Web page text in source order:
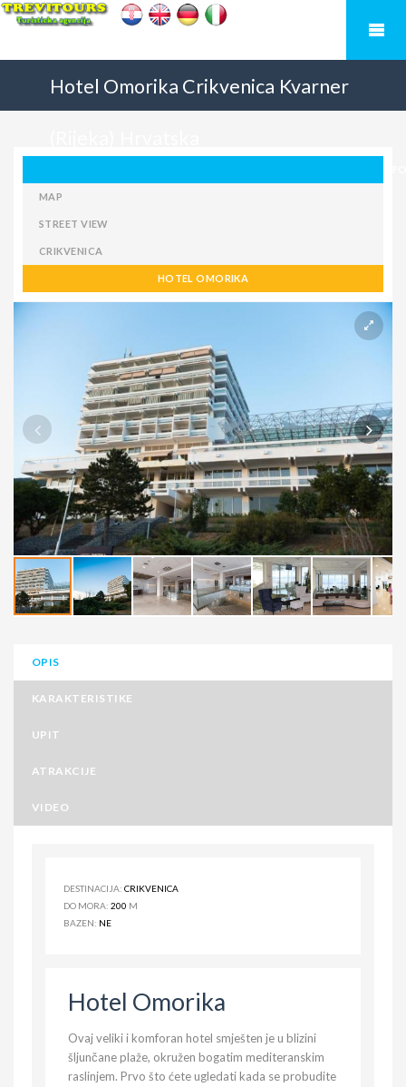
Hotel Omorika Crikvenica Kvarner
MAP
STREET VIEW
CRIKVENICA
HOTEL OMORIKA
OPIS
KARAKTERISTIKE
UPIT
ATRAKCIJE
VIDEO
DESTINACIJA: CRIKVENICA
DO MORA: 200 M
BAZEN: NE
Hotel Omorika
Ovaj veliki i komforan hotel smješten je u blizini
šljunčane plaže, okružen bogatim mediteranskim
raslinjem. Prvo što ćete ugledati kada se probudite